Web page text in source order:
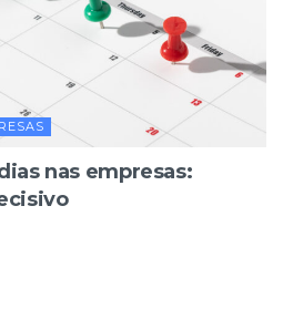
nas empresas: